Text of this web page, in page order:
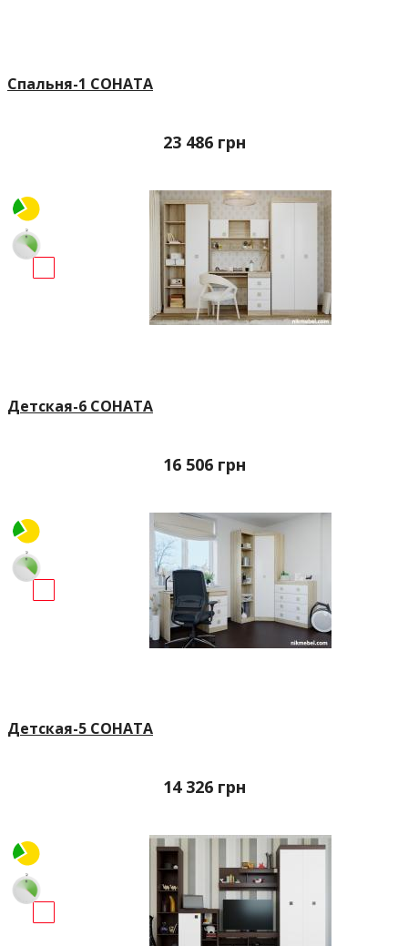
Спальня-1 СОНАТА
23 486 грн
Детская-6 СОНАТА
16 506 грн
Детская-5 СОНАТА
14 326 грн